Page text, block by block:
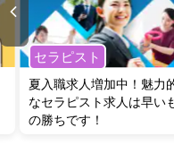
セラピスト
夏入職求人増加中！魅力
なセラピスト求人は早い
の勝ちです！